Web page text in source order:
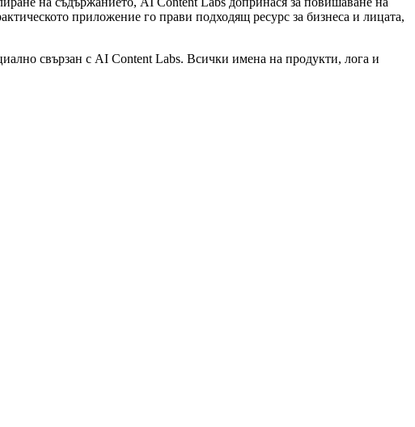
приложение го прави подходящ ресурс за бизнеса и лицата,
свързан с AI Content Labs. Всички имена на продукти, лога и